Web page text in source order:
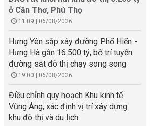
ở Cần Thơ, Phú Thọ
11:09 | 06/08/2026
Hưng Yên sắp xây đường Phố Hiến -
Hưng Hà gần 16.500 tỷ, bố trí tuyến
đường sắt đô thị chạy song song
19:00 | 06/08/2026
Điều chỉnh quy hoạch Khu kinh tế
Vũng Áng, xác định vị trí xây dựng
khu đô thị và du lịch